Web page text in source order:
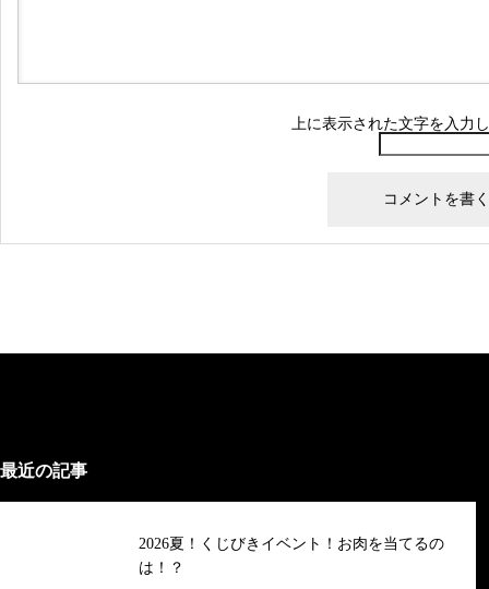
上に表示された文字を入力
最近の記事
2026夏！くじびきイベント！お肉を当てるの
は！？